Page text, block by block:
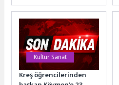
görünmeyen hikâyelerine
ışık tutan anlamlı bir...
Kültür Sanat
Kreş öğrencilerinden